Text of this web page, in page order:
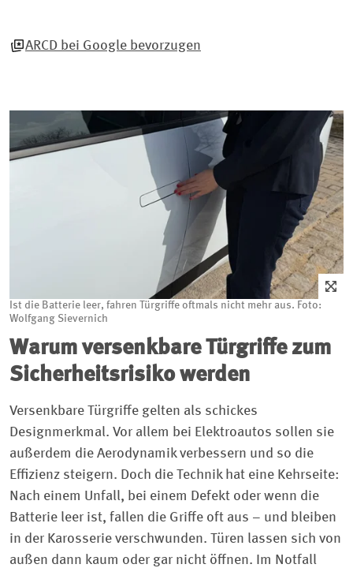
ARCD bei Google bevorzugen
Ist die Batterie leer, fahren Türgriffe oftmals nicht mehr aus. Foto:
Wolfgang Sievernich
Warum versenkbare Türgriffe zum
Sicherheitsrisiko werden
Versenkbare Türgriffe gelten als schickes
Designmerkmal. Vor allem bei Elektroautos sollen sie
außerdem die Aerodynamik verbessern und so die
Effizienz steigern. Doch die Technik hat eine Kehrseite:
Nach einem Unfall, bei einem Defekt oder wenn die
Batterie leer ist, fallen die Griffe oft aus – und bleiben
in der Karosserie verschwunden. Türen lassen sich von
außen dann kaum oder gar nicht öffnen. Im Notfall